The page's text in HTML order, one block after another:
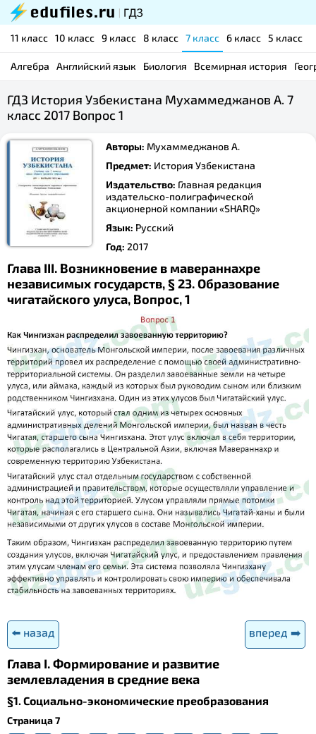
11 класс 10 класс 9 класс 8 класс 7 класс 6 класс 5 класс
Алгебра Английский язык Биология Всемирная история
ГДЗ История Узбекистана Мухаммеджанов А. 7
класс 2017 Вопрос 1
Авторы: Мухаммеджанов А.
Предмет: История Узбекистана
Издательство: Главная редакция
издательско-полиграфической
акционерной компании «SHARQ»
Язык: Русский
Год: 2017
Глава III. Возникновение в мавераннахре
независимых государств, § 23. Образование
чигатайского улуса, Вопрос, 1
⬅️ назад вперед ➡️
Глава I. Формирование и развитие
землевладения в средние века
§1. Социально-экономические преобразования
Страница 7